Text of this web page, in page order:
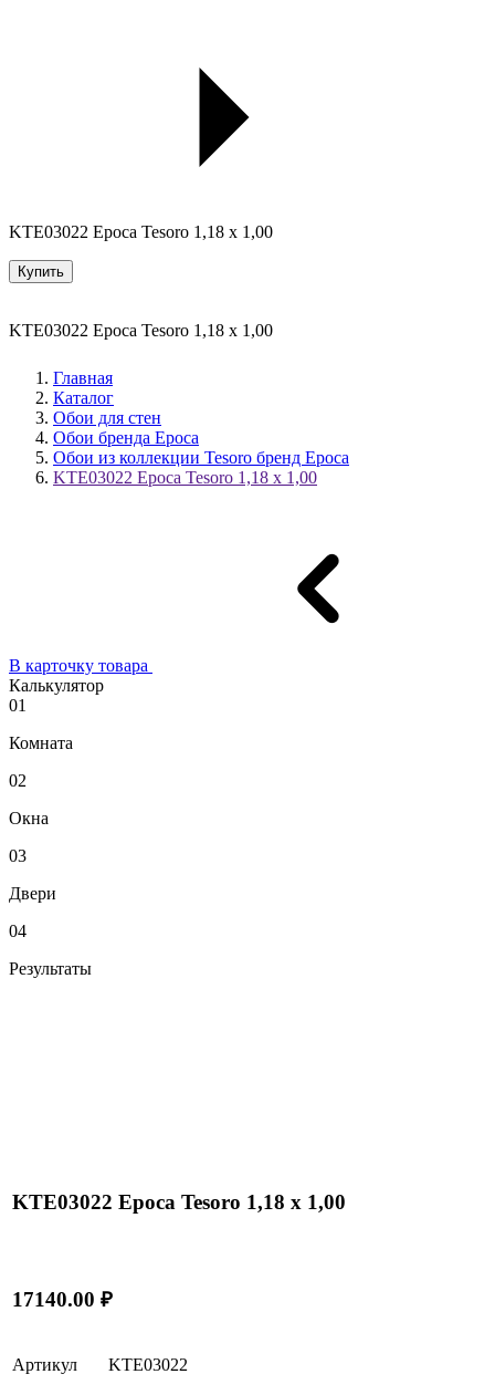
KTE03022 Epoca Tesoro 1,18 x 1,00
Купить
KTE03022 Epoca Tesoro 1,18 x 1,00
Главная
Каталог
Обои для стен
Обои бренда Epoca
Обои из коллекции Tesoro бренд Epoca
KTE03022 Epoca Tesoro 1,18 x 1,00
В карточку товара
Калькулятор
01
Комната
02
Окна
03
Двери
04
Результаты
KTE03022 Epoca Tesoro 1,18 x 1,00
17140.00 ₽
Артикул KTE03022